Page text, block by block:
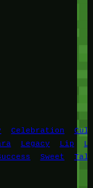
Celebration
Legacy Lip
Sweet Tale